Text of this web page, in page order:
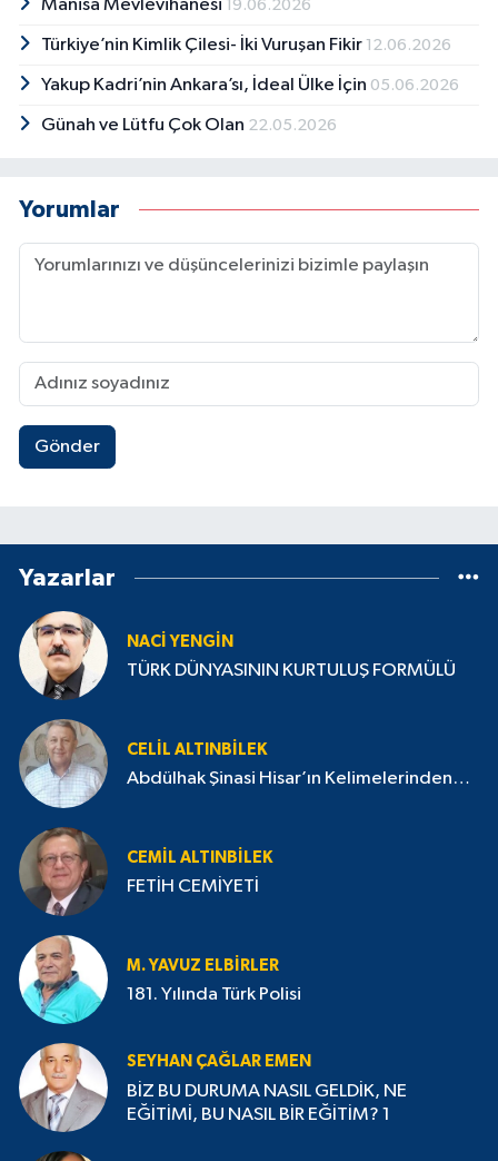
Manisa Mevlevihanesi 19.06.2026
Türkiye’nin Kimlik Çilesi- İki Vuruşan Fikir 12.06.2026
Yakup Kadri’nin Ankara’sı, İdeal Ülke İçin 05.06.2026
Günah ve Lütfu Çok Olan 22.05.2026
Yorumlar
Gönder
Yazarlar
NACI YENGIN
TÜRK DÜNYASININ KURTULUŞ FORMÜLÜ
CELIL ALTINBILEK
Abdülhak Şinasi Hisar’ın Kelimelerinden…
CEMIL ALTINBILEK
FETİH CEMİYETİ
M. YAVUZ ELBIRLER
181. Yılında Türk Polisi
SEYHAN ÇAĞLAR EMEN
BİZ BU DURUMA NASIL GELDİK, NE
EĞİTİMİ, BU NASIL BİR EĞİTİM? 1